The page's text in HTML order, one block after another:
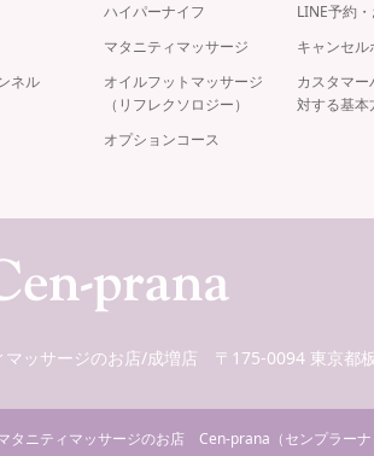
ネル
ハイパーナイフ
マタニティマッサージ
オイルフットマッサージ
（リフレクソロジー）
オプションコース
LINE予約
キャンセ
カスタマ
対する基本
ッサージのお店/成増店 〒175-0094 東京都
タニティマッサージのお店 Cen-prana（センプラーナ